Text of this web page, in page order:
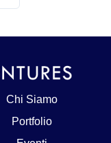
Chi Siamo
Portfolio